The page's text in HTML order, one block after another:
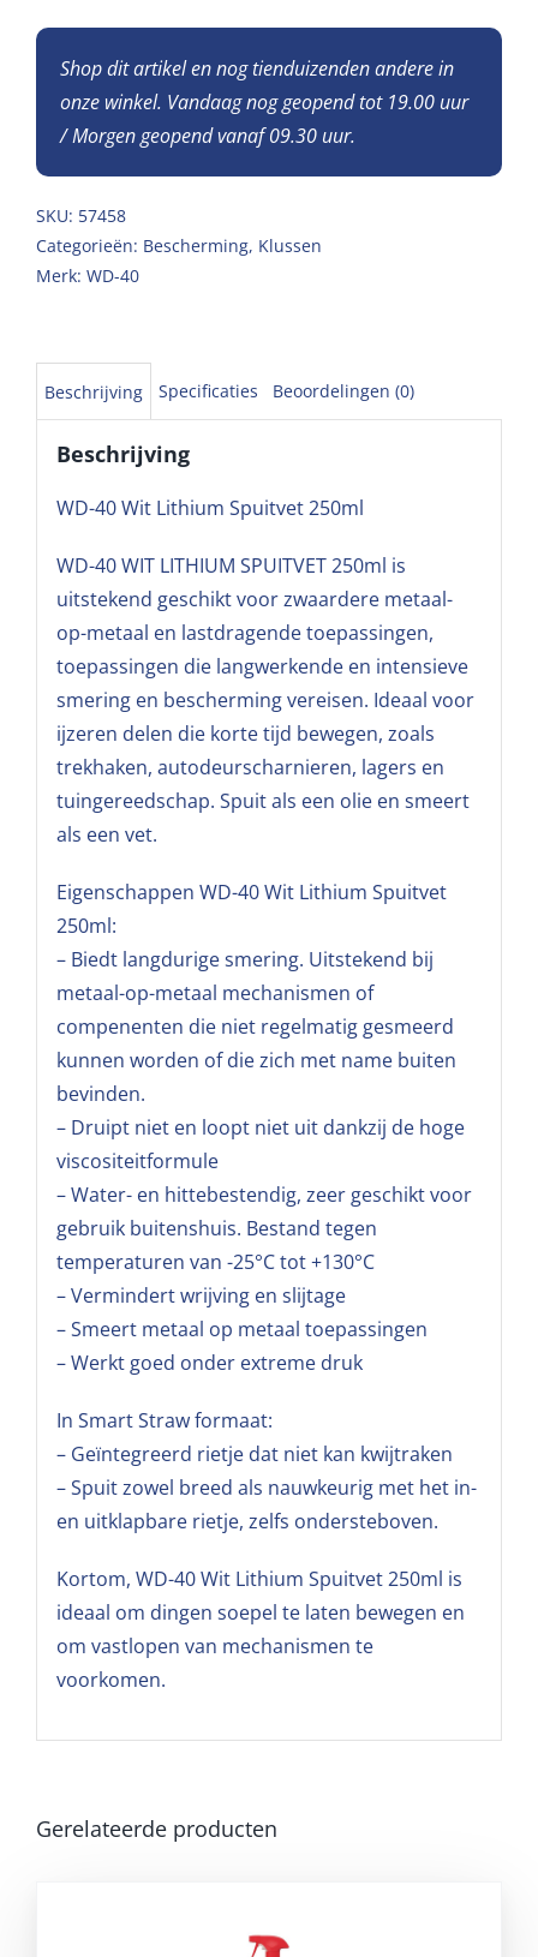
Shop dit artikel en nog tienduizenden andere in
onze winkel. Vandaag nog geopend tot 19.00 uur
/ Morgen geopend vanaf 09.30 uur.
SKU: 57458
Categorieën: Bescherming, Klussen
Merk: WD-40
Beschrijving Specificaties Beoordelingen (0)
Beschrijving
WD-40 Wit Lithium Spuitvet 250ml
WD-40 WIT LITHIUM SPUITVET 250ml is
uitstekend geschikt voor zwaardere metaal-
op-metaal en lastdragende toepassingen,
toepassingen die langwerkende en intensieve
smering en bescherming vereisen. Ideaal voor
ijzeren delen die korte tijd bewegen, zoals
trekhaken, autodeurscharnieren, lagers en
tuingereedschap. Spuit als een olie en smeert
als een vet.
Eigenschappen WD-40 Wit Lithium Spuitvet
250ml:
– Biedt langdurige smering. Uitstekend bij
metaal-op-metaal mechanismen of
compenenten die niet regelmatig gesmeerd
kunnen worden of die zich met name buiten
bevinden.
– Druipt niet en loopt niet uit dankzij de hoge
viscositeitformule
– Water- en hittebestendig, zeer geschikt voor
gebruik buitenshuis. Bestand tegen
temperaturen van -25°C tot +130°C
– Vermindert wrijving en slijtage
– Smeert metaal op metaal toepassingen
– Werkt goed onder extreme druk
In Smart Straw formaat:
– Geïntegreerd rietje dat niet kan kwijtraken
– Spuit zowel breed als nauwkeurig met het in-
en uitklapbare rietje, zelfs ondersteboven.
Kortom, WD-40 Wit Lithium Spuitvet 250ml is
ideaal om dingen soepel te laten bewegen en
om vastlopen van mechanismen te
voorkomen.
Gerelateerde producten